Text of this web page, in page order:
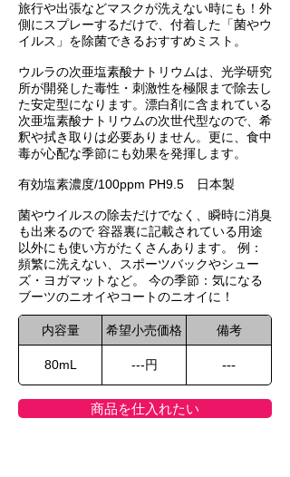
旅行や出張などマスクが洗えない時にも！外
側にスプレーするだけで、付着した「菌やウ
イルス」を除菌できるおすすめミスト。
ウルラの次亜塩素酸ナトリウムは、光学研究
所が開発した毒性・刺激性を極限まで除去し
た安定型になります。漂白剤に含まれている
次亜塩素酸ナトリウムの次世代型なので、希
釈や拭き取りは必要ありません。更に、食中
毒が心配な季節にも効果を発揮します。
有効塩素濃度/100ppm PH9.5 日本製
菌やウイルスの除去だけでなく、瞬時に消臭
も出来るので 容器裏に記載されている用途
以外にも使い方がたくさんあります。 例：
頻繁に洗えない、スポーツバックやシュー
ズ・ヨガマットなど。 今の季節：気になる
ブーツのニオイやコートのニオイに！
内容量 希望小売価格 備考
80mL ---円 ---
商品を仕入れたい